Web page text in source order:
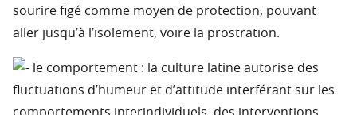
sourire figé comme moyen de protection, pouvant
aller jusqu’à l’isolement, voire la prostration.
le comportement : la culture latine autorise des
fluctuations d’humeur et d’attitude interférant sur les